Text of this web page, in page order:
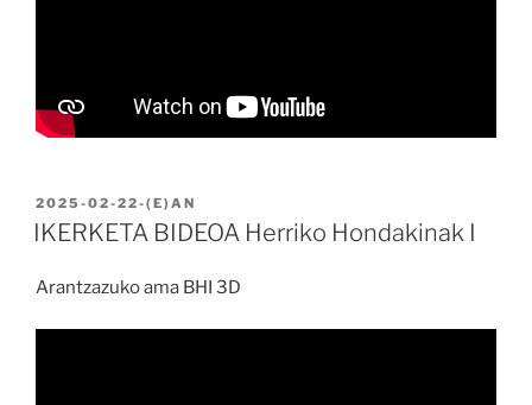
2025-02-22-(E)AN
IKERKETA BIDEOA Herriko Hondakinak I
Arantzazuko ama BHI 3D